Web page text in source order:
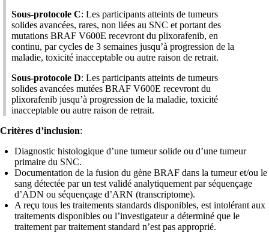
Sous-protocole C: Les participants atteints de tumeurs
solides avancées, rares, non liées au SNC et portant des
mutations BRAF V600E recevront du plixorafenib, en
continu, par cycles de 3 semaines jusqu’à progression de la
maladie, toxicité inacceptable ou autre raison de retrait.
Sous-protocole D: Les participants atteints de tumeurs
solides avancées mutées BRAF V600E recevront du
plixorafenib jusqu’à progression de la maladie, toxicité
inacceptable ou autre raison de retrait.
Critères d’inclusion:
Diagnostic histologique d’une tumeur solide ou d’une tumeur
primaire du SNC.
Documentation de la fusion du gène BRAF dans la tumeur et/ou le
sang détectée par un test validé analytiquement par séquençage
d’ADN ou séquençage d’ARN (transcriptome).
A reçu tous les traitements standards disponibles, est intolérant aux
traitements disponibles ou l’investigateur a déterminé que le
traitement par traitement standard n’est pas approprié.